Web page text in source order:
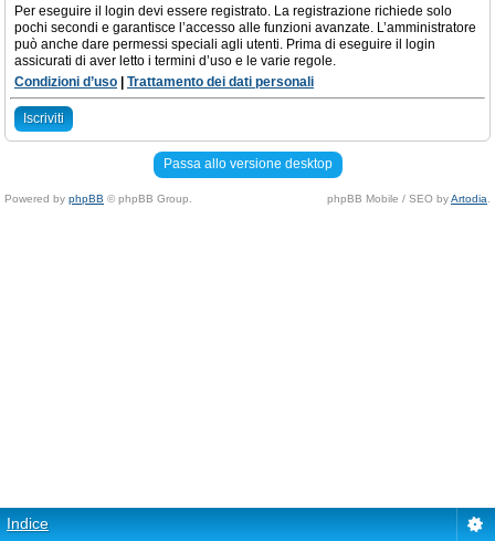
Per eseguire il login devi essere registrato. La registrazione richiede solo
pochi secondi e garantisce l’accesso alle funzioni avanzate. L’amministratore
può anche dare permessi speciali agli utenti. Prima di eseguire il login
assicurati di aver letto i termini d’uso e le varie regole.
Condizioni d’uso
Trattamento dei dati personali
Iscriviti
Passa allo versione desktop
Powered by phpBB © phpBB Group. phpBB Mobile / SEO byArtodia
Indice